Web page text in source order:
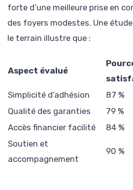
forte d’une meilleure prise en
des foyers modestes. Une
le terrain illustre que :
Aspect évalué
Simplicité d’adhésion
87 %
Qualité des garanties
79 %
Accès financier facilité
84 %
Soutien et
accompagnement
90 %